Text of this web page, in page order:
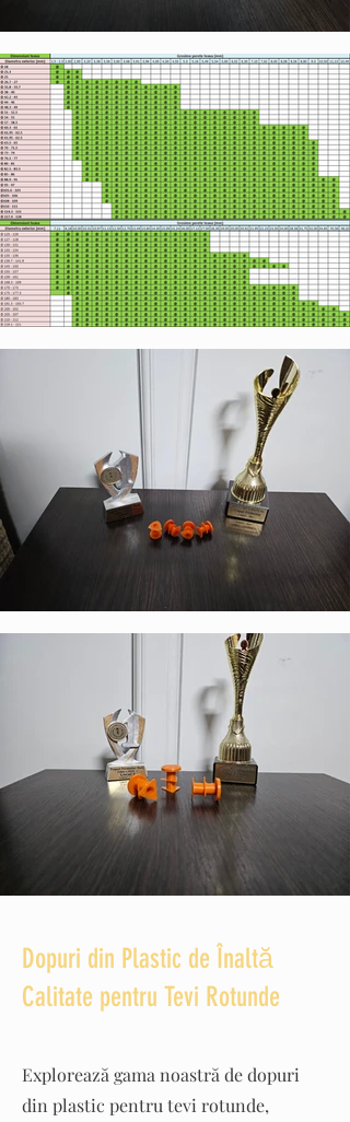
Dopuri din Plastic de Înaltă
Calitate pentru Tevi Rotunde
Explorează gama noastră de dopuri
din plastic pentru tevi rotunde,